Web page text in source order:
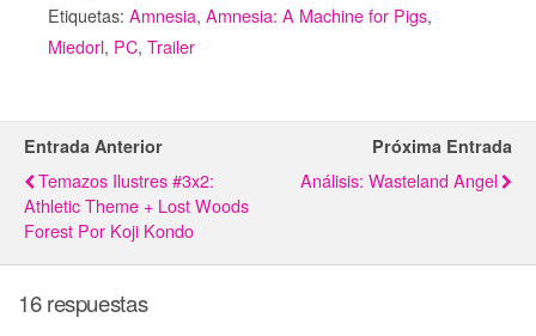
Etiquetas: Amnesia, Amnesia: A Machine for Pigs,
Miedorl, PC, Trailer
Entrada Anterior
Temazos Ilustres #3x2:
Athletic Theme + Lost Woods
Forest Por Koji Kondo
Próxima Entrada
Análisis: Wasteland Angel
16 respuestas